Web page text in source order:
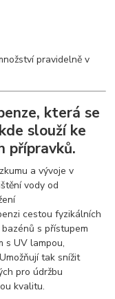
pravidelně v
která se
slouží ke
přípravků.
a vývoje v
vody od
cestou fyzikálních
s přístupem
s UV lampou,
tak snížit
pro údržbu
kvalitu.